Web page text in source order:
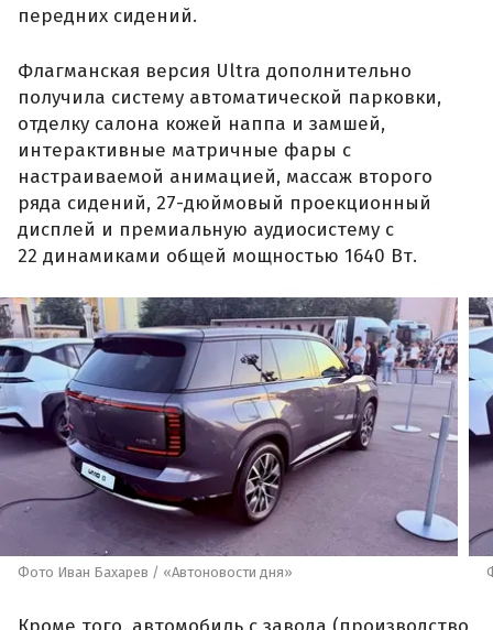
передних сидений.
Флагманская версия Ultra дополнительно
получила систему автоматической парковки,
отделку салона кожей наппа и замшей,
интерактивные матричные фары с
настраиваемой анимацией, массаж второго
ряда сидений, 27-дюймовый проекционный
дисплей и премиальную аудиосистему с
22 динамиками общей мощностью 1640 Вт.
Фото Иван Бахарев / «Автоновости дня»